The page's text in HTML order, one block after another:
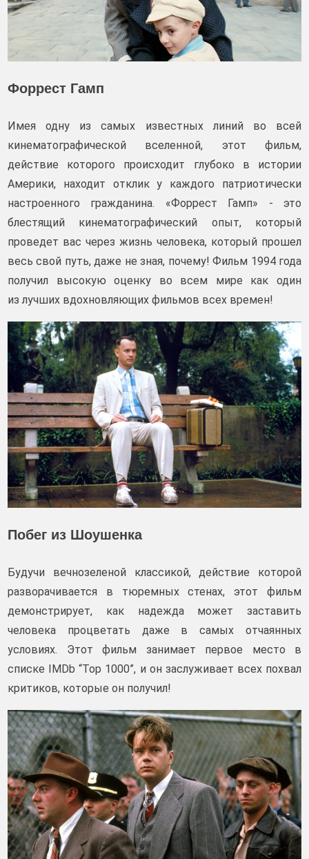
Форрест Гамп
Имея одну из самых известных линий во всей
кинематографической вселенной, этот фильм,
действие которого происходит глубоко в истории
Америки, находит отклик у каждого патриотически
настроенного гражданина. «Форрест Гамп» - это
блестящий кинематографический опыт, который
проведет вас через жизнь человека, который прошел
весь свой путь, даже не зная, почему! Фильм 1994 года
получил высокую оценку во всем мире как один
из лучших вдохновляющих фильмов всех времен!
Побег из Шоушенка
Будучи вечнозеленой классикой, действие которой
разворачивается в тюремных стенах, этот фильм
демонстрирует, как надежда может заставить
человека процветать даже в самых отчаянных
условиях. Этот фильм занимает первое место в
списке IMDb “Top 1000”, и он заслуживает всех похвал
критиков, которые он получил!